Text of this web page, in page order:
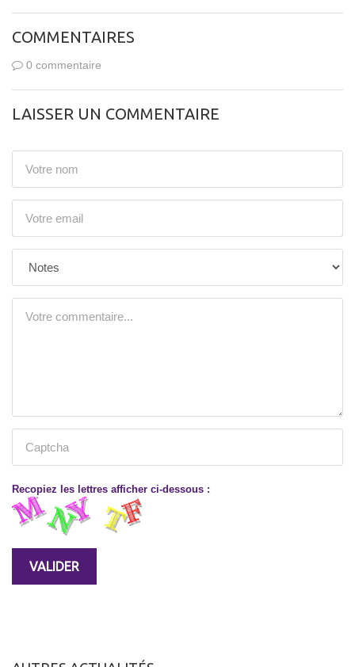
COMMENTAIRES
0 commentaire
LAISSER UN COMMENTAIRE
Recopiez les lettres afficher ci-dessous :